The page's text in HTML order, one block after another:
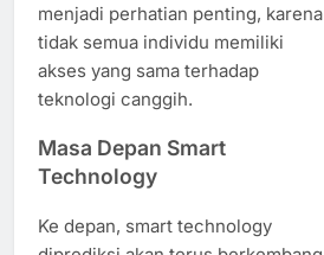
menjadi perhatian penting, karena
tidak semua individu memiliki
akses yang sama terhadap
teknologi canggih.
Masa Depan Smart
Technology
Ke depan, smart technology